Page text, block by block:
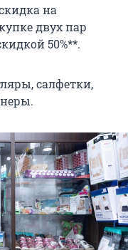
на
двух пар
50%**.
салфетки,